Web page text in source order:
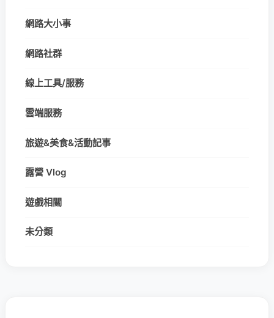
網路大小事
網路社群
線上工具/服務
雲端服務
旅遊&美食&活動記事
露營 Vlog
遊戲相關
未分類